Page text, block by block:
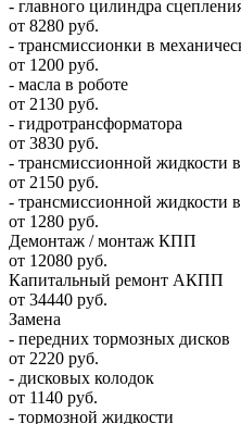
- главного цилиндра
от 8280 руб.
- трансмиссионки в
от 1200 руб.
- масла в роботе
от 2130 руб.
- гидротрансформатора
от 3830 руб.
- трансмиссионной жидкости
от 2150 руб.
- трансмиссионной жидкости
от 1280 руб.
Демонтаж / монтаж КПП
от 12080 руб.
Капитальный ремонт АКПП
от 34440 руб.
Замена
- передних тормозных дисков
от 2220 руб.
- дисковых колодок
от 1140 руб.
- тормозной жидкости